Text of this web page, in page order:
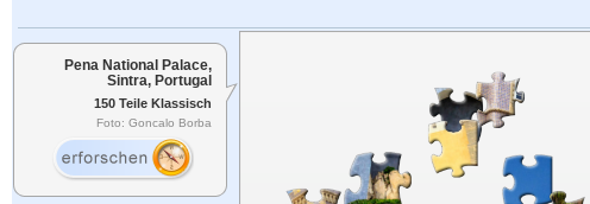
Pena National Palace,
Sintra, Portugal
150 Teile Klassisch
Foto: Goncalo Borba